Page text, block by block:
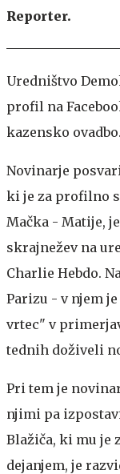
Reporter.
Uredništvo
profil na
kazensko ovadbo.
Novinarje
ki je za profilno
Mačka - Matije,
skrajnežev na
Charlie Hebdo.
Parizu - v njem
vrtec" v
tednih doživeli
Pri tem je
njimi pa
Blažiča, ki mu
dejanjem, je